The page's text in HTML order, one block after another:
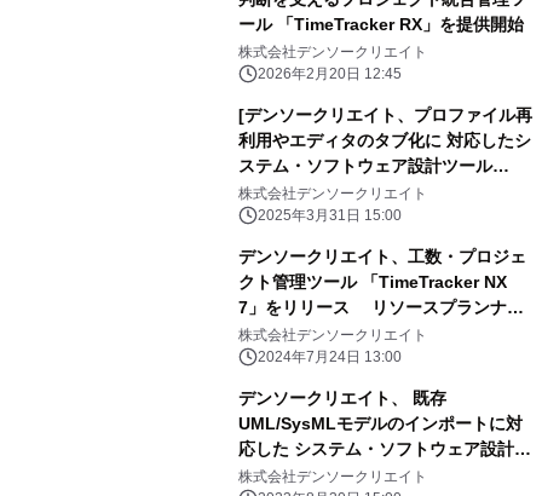
ール 「TimeTracker RX」を提供開始
株式会社デンソークリエイト
2026年2月20日 12:45
[デンソークリエイト、プロファイル再
利用やエディタのタブ化に 対応したシ
ステム・ソフトウェア設計ツール
「Next Design V4」をリリース
株式会社デンソークリエイト
2025年3月31日 15:00
デンソークリエイト、工数・プロジェ
クト管理ツール 「TimeTracker NX
7」をリリース リソースプランナー
やお知らせ機能で、 工数管理／プロジ
ェクト管理を強力にサポート！
株式会社デンソークリエイト
2024年7月24日 13:00
デンソークリエイト、 既存
UML/SysMLモデルのインポートに対
応した システム・ソフトウェア設計ツ
ール 「Next Design V3.1」をリリー
株式会社デンソークリエイト